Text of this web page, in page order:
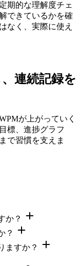
期的な理解度チェ
できているかを確
なく、実際に使え
連続記録を
が上がっていく
標、進捗グラフ
で習慣を支えま
か？
？
ますか？